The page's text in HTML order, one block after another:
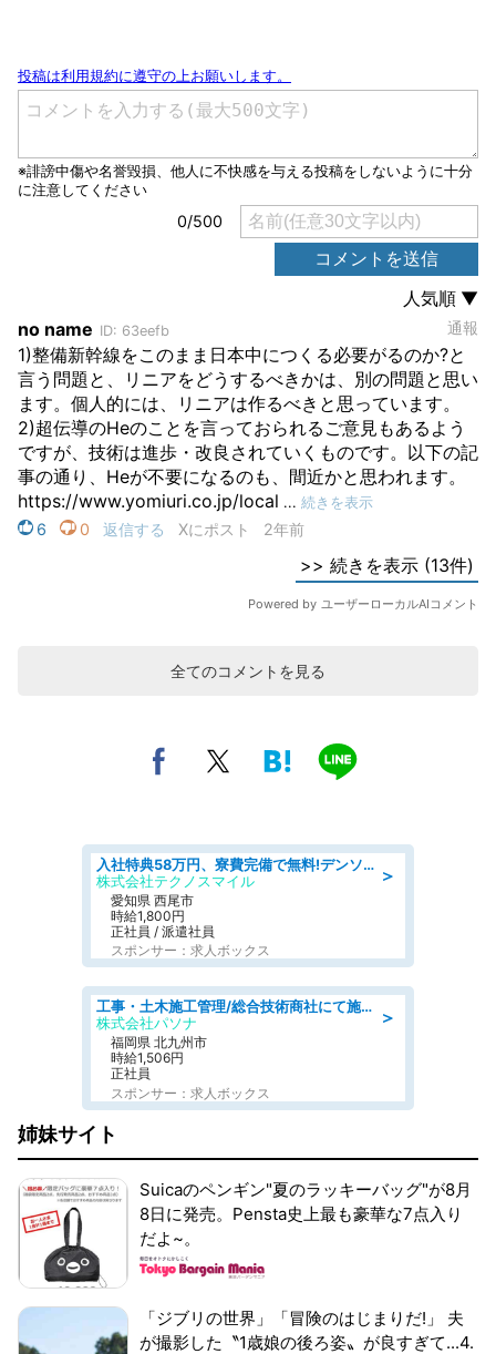
全てのコメントを見る
＞
入社特典58万円、寮費完備で無料!デンソーで働こう!自動車工場で小型部品の検査業務 denso aichi
株式会社テクノスマイル
愛知県 西尾市
時給1,800円
正社員 / 派遣社員
スポンサー：求人ボックス
＞
工事・土木施工管理/総合技術商社にて施工管理のお仕事/即日勤務可/車通勤可/工事・土木施工管理/生産・品質管理
株式会社パソナ
福岡県 北九州市
時給1,506円
正社員
スポンサー：求人ボックス
姉妹サイト
Suicaのペンギン"夏のラッキーバッグ"が8月
8日に発売。Pensta史上最も豪華な7点入り
だよ~。
「ジブリの世界」「冒険のはじまりだ!」 夫
が撮影した〝1歳娘の後ろ姿〟が良すぎて...4.